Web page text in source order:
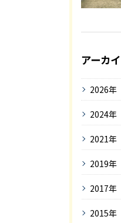
アーカ
2026年
2024年
2021年
2019年
2017年
2015年